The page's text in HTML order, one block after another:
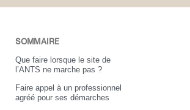
SOMMAIRE
Que faire lorsque le site de
l’ANTS ne marche pas ?
Faire appel à un professionnel
agréé pour ses démarches